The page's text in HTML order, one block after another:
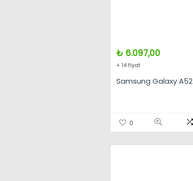
₺ 6.097,00
+ 14 fiyat
Samsung Galaxy A52
0